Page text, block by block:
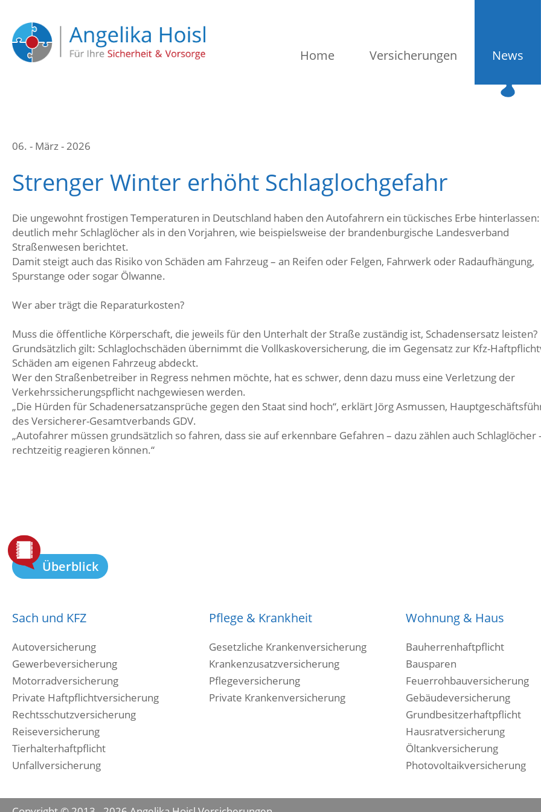
Home Versicherungen News
06. - März - 2026
Strenger Winter erhöht Schlaglochgefahr
Die ungewohnt frostigen Temperaturen in Deutschland haben den Autofahrern ein tückisches Erbe hinterlassen:
deutlich mehr Schlaglöcher als in den Vorjahren, wie beispielsweise der brandenburgische Landesverband
Straßenwesen berichtet.
Damit steigt auch das Risiko von Schäden am Fahrzeug – an Reifen oder Felgen, Fahrwerk oder Radaufhängung,
Spurstange oder sogar Ölwanne.
Wer aber trägt die Reparaturkosten?
Muss die öffentliche Körperschaft, die jeweils für den Unterhalt der Straße zuständig ist, Schadensersatz leisten?
Grundsätzlich gilt: Schlaglochschäden übernimmt die Vollkaskoversicherung, die im Gegensatz zur Kfz-
Schäden am eigenen Fahrzeug abdeckt.
Wer den Straßenbetreiber in Regress nehmen möchte, hat es schwer, denn dazu muss eine Verletzung der
Verkehrssicherungspflicht nachgewiesen werden.
„Die Hürden für Schadenersatzansprüche gegen den Staat sind hoch“, erklärt Jörg Asmussen,
des Versicherer-Gesamtverbands GDV.
„Autofahrer müssen grundsätzlich so fahren, dass sie auf erkennbare Gefahren – dazu zählen auch Schlaglöcher
rechtzeitig reagieren können.“
Überblick
Sach und KFZ
Autoversicherung
Gewerbeversicherung
Motorradversicherung
Private Haftpflichtversicherung
Rechtsschutzversicherung
Reiseversicherung
Tierhalterhaftpflicht
Unfallversicherung
Pflege & Krankheit
Gesetzliche Krankenversicherung
Krankenzusatzversicherung
Pflegeversicherung
Private Krankenversicherung
Wohnung & Haus
Bauherrenhaftpflicht
Bausparen
Feuerrohbauversicherung
Gebäudeversicherung
Grundbesitzerhaftpflicht
Hausratversicherung
Öltankversicherung
Photovoltaikversicherung